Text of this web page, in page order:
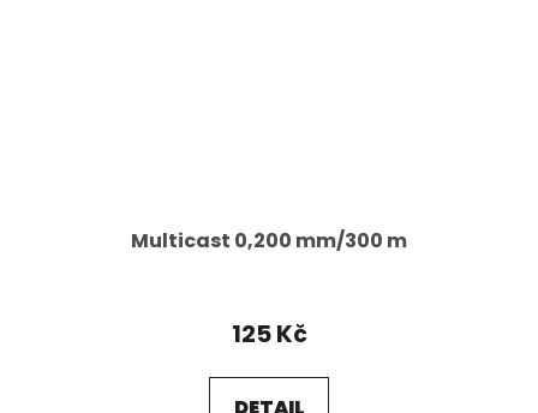
Multicast 0,200 mm/300 m
125 Kč